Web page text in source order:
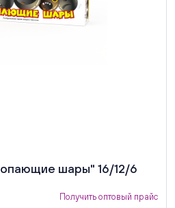
шары" 16/12/6
Получить оптовый прайс